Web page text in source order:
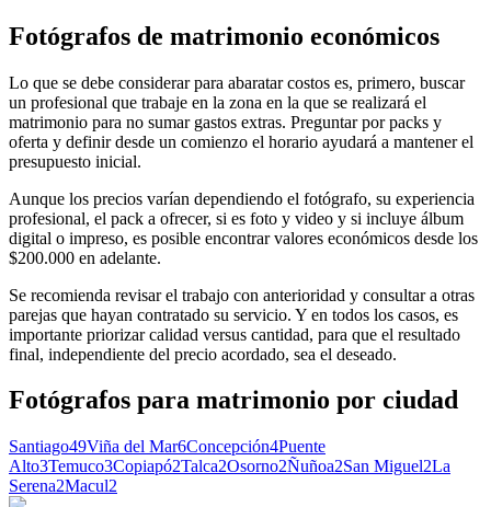
Fotógrafos de matrimonio económicos
Lo que se debe considerar para abaratar costos es, primero, buscar
un profesional que trabaje en la zona en la que se realizará el
matrimonio para no sumar gastos extras. Preguntar por packs y
oferta y definir desde un comienzo el horario ayudará a mantener el
presupuesto inicial.
Aunque los precios varían dependiendo el fotógrafo, su experiencia
profesional, el pack a ofrecer, si es foto y video y si incluye álbum
digital o impreso, es posible encontrar valores económicos desde los
$200.000 en adelante.
Se recomienda revisar el trabajo con anterioridad y consultar a otras
parejas que hayan contratado su servicio. Y en todos los casos, es
importante priorizar calidad versus cantidad, para que el resultado
final, independiente del precio acordado, sea el deseado.
Fotógrafos para matrimonio por ciudad
Santiago49Viña del Mar6Concepción4Puente
Alto3Temuco3Copiapó2Talca2Osorno2Ñuñoa2San Miguel2La
Serena2Macul2